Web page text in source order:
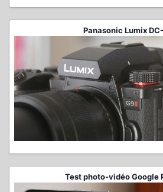
Panasonic Lumix
Test photo-vidéo Google